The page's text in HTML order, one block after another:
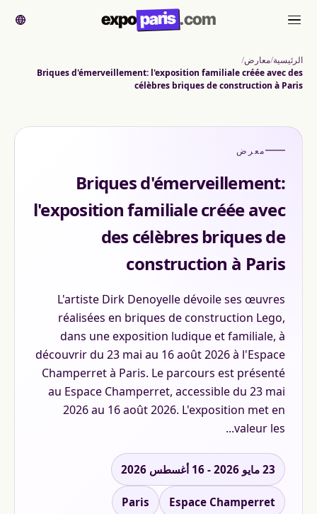
القائمة expoparis.com
الرئيسية معارض
Briques d'émerveillement: l'exposition familiale créée avec des
célèbres briques de construction à Paris
معرض
Briques d'émerveillement:
l'exposition familiale créée avec
des célèbres briques de
construction à Paris
L'artiste Dirk Denoyelle dévoile ses œuvres
réalisées en briques de construction Lego,
dans une exposition ludique et familiale, à
découvrir du 23 mai au 16 août 2026 à l'Espace
Champerret à Paris. Le parcours est présenté
au Espace Champerret, accessible du 23 mai
2026 au 16 août 2026. L'exposition met en
valeur les...
23 مايو 2026 - 16 أغسطس 2026
Espace Champerret
Paris